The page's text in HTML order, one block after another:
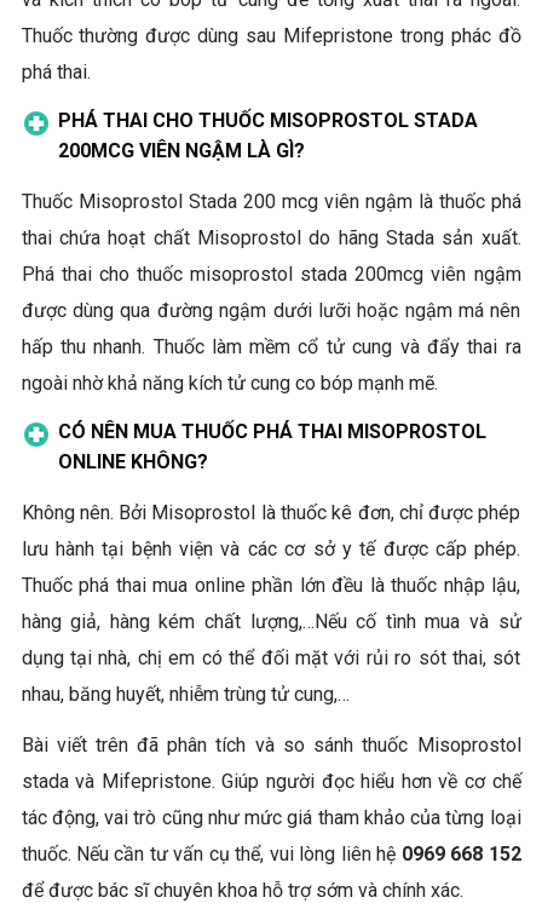
Thuốc thường được dùng sau Mifepristone trong phác đồ
phá thai.
PHÁ THAI CHO THUỐC MISOPROSTOL STADA
200MCG VIÊN NGẬM LÀ GÌ?
Thuốc Misoprostol Stada 200 mcg viên ngậm là thuốc phá
thai chứa hoạt chất Misoprostol do hãng Stada sản xuất.
Phá thai cho thuốc misoprostol stada 200mcg viên ngậm
được dùng qua đường ngậm dưới lưỡi hoặc ngậm má nên
hấp thu nhanh. Thuốc làm mềm cổ tử cung và đẩy thai ra
ngoài nhờ khả năng kích tử cung co bóp mạnh mẽ.
CÓ NÊN MUA THUỐC PHÁ THAI MISOPROSTOL
ONLINE KHÔNG?
Không nên. Bởi Misoprostol là thuốc kê đơn, chỉ được phép
lưu hành tại bệnh viện và các cơ sở y tế được cấp phép.
Thuốc phá thai mua online phần lớn đều là thuốc nhập lậu,
hàng giả, hàng kém chất lượng,…Nếu cố tình mua và sử
dụng tại nhà, chị em có thể đối mặt với rủi ro sót thai, sót
nhau, băng huyết, nhiễm trùng tử cung,…
Bài viết trên đã phân tích và so sánh thuốc Misoprostol
stada và Mifepristone. Giúp người đọc hiểu hơn về cơ chế
tác động, vai trò cũng như mức giá tham khảo của từng loại
thuốc. Nếu cần tư vấn cụ thể, vui lòng liên hệ 0969 668 152
để được bác sĩ chuyên khoa hỗ trợ sớm và chính xác.